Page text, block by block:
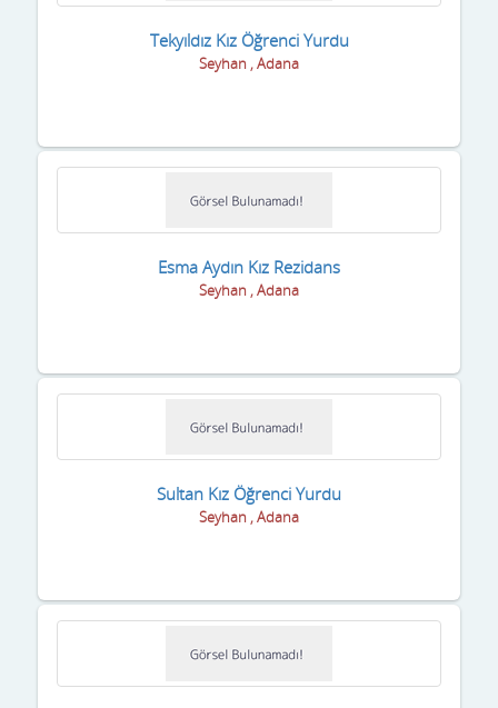
Tekyıldız Kız Öğrenci Yurdu
Seyhan , Adana
Esma Aydın Kız Rezidans
Seyhan , Adana
Sultan Kız Öğrenci Yurdu
Seyhan , Adana